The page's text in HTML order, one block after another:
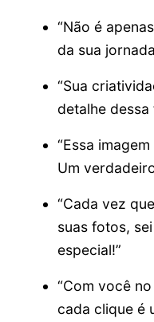
“Não é
da sua
“Sua
detalhe
“Essa
Um
“Cada vez
suas fotos,
especial!”
“Com você
cada clique é